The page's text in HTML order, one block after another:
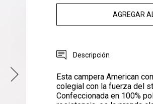
AGREGAR
Descripción
Esta campera American
colegial con la fuerza del
Confeccionada en 100%